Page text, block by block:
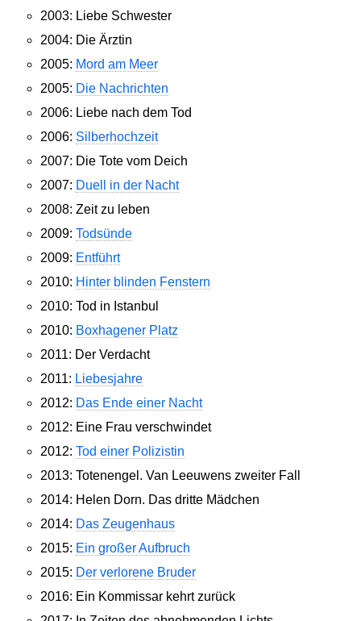
2003: Liebe Schwester
2004: Die Ärztin
2005: Mord am Meer
2005: Die Nachrichten
2006: Liebe nach dem Tod
2006: Silberhochzeit
2007: Die Tote vom Deich
2007: Duell in der Nacht
2008: Zeit zu leben
2009: Todsünde
2009: Entführt
2010: Hinter blinden Fenstern
2010: Tod in Istanbul
2010: Boxhagener Platz
2011: Der Verdacht
2011: Liebesjahre
2012: Das Ende einer Nacht
2012: Eine Frau verschwindet
2012: Tod einer Polizistin
2013: Totenengel. Van Leeuwens zweiter Fall
2014: Helen Dorn. Das dritte Mädchen
2014: Das Zeugenhaus
2015: Ein großer Aufbruch
2015: Der verlorene Bruder
2016: Ein Kommissar kehrt zurück